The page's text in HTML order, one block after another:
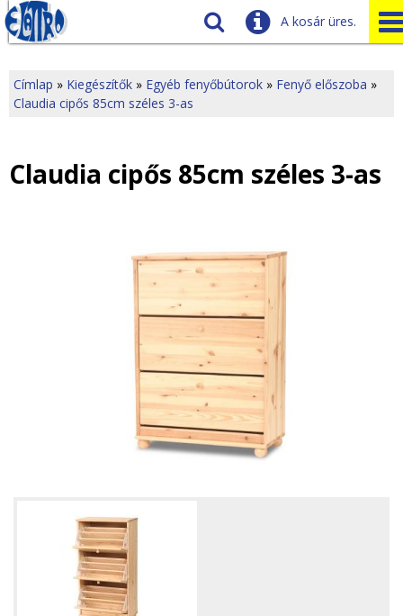
J
l
Címlap » Kiegészítők » Egyéb fenyőbútorok » Fenyő előszoba »
Claudia cipős 85cm széles 3-as
Claudia cipős 85cm széles 3-as
A kosár üres.
Tudnivalók